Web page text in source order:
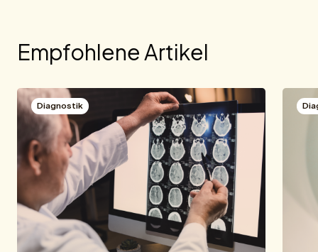
Empfohlene Artikel
Diagnostik